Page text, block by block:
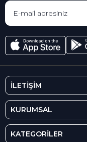
İLETİŞİM
KURUMSAL
KATEGORİLER